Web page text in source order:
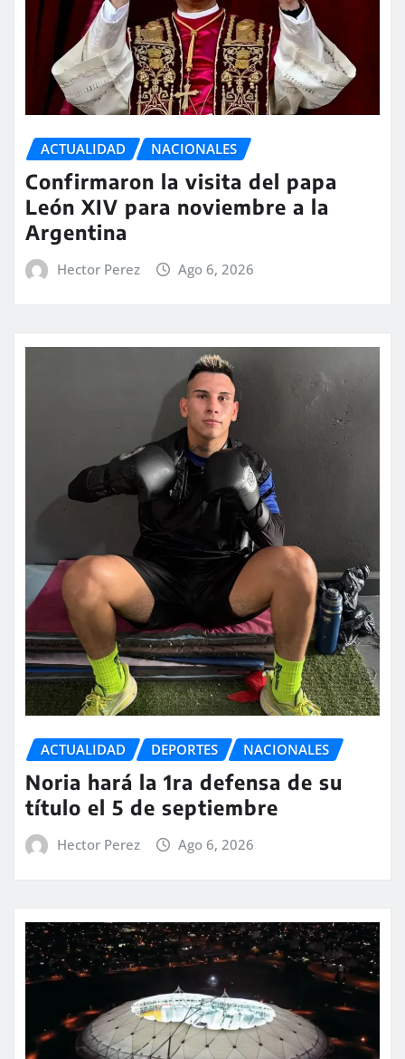
ACTUALIDAD NACIONALES
Confirmaron la visita del papa
León XIV para noviembre a la
Argentina
Hector Perez Ago 6, 2026
ACTUALIDAD DEPORTES NACIONALES
Noria hará la 1ra defensa de su
título el 5 de septiembre
Hector Perez Ago 6, 2026